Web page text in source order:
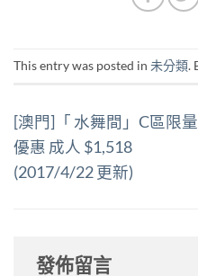
This entry was posted in 未分類.
[澳門]「 水舞間」C區限量
優惠 成人 $1,518
(2017/4/22 更新)
發佈留言